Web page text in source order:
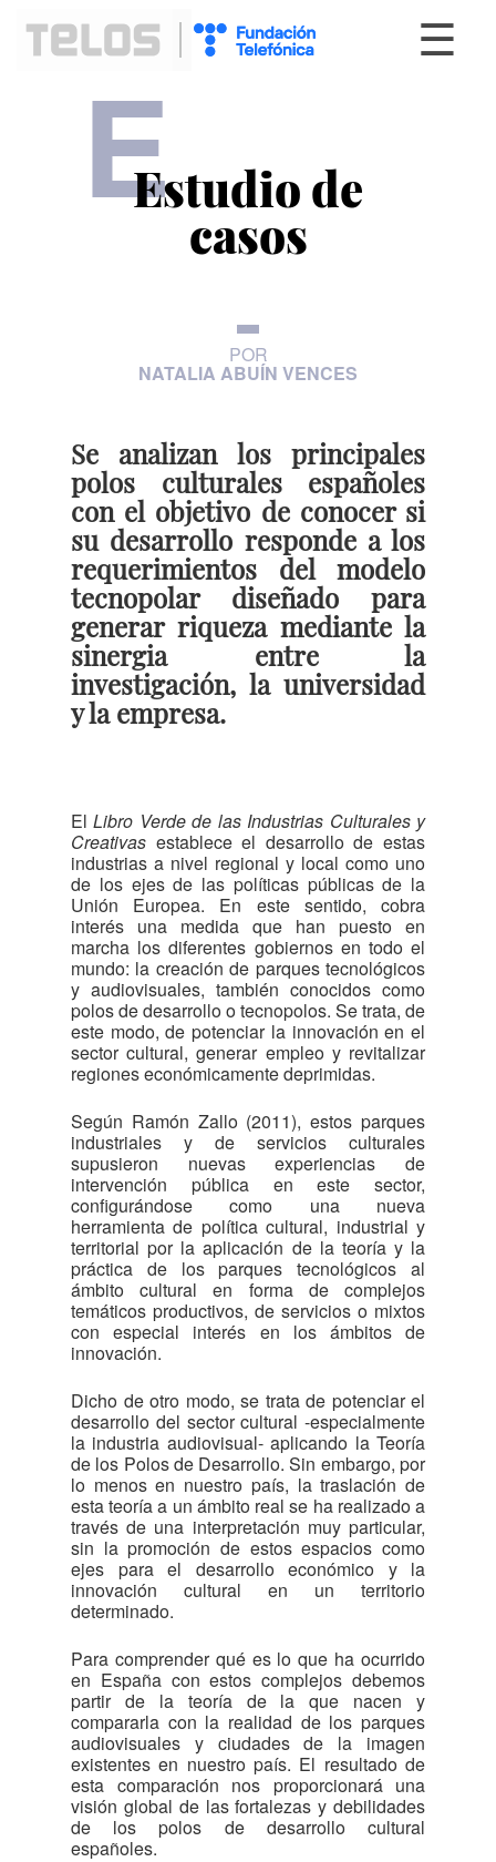
☰
EEstudio de
casos
POR
NATALIA ABUÍN VENCES
Se analizan los principales
polos culturales españoles
con el objetivo de conocer si
su desarrollo responde a los
requerimientos del modelo
tecnopolar diseñado para
generar riqueza mediante la
sinergia entre la
investigación, la universidad
y la empresa.
ElLibro Verde de las Industrias Culturales y
Creativas establece el desarrollo de estas
industrias a nivel regional y local como uno
de los ejes de las políticas públicas de la
Unión Europea. En este sentido, cobra
interés una medida que han puesto en
marcha los diferentes gobiernos en todo el
mundo: la creación de parques tecnológicos
y audiovisuales, también conocidos como
polos de desarrollo o tecnopolos. Se trata, de
este modo, de potenciar la innovación en el
sector cultural, generar empleo y revitalizar
regiones económicamente deprimidas.
Según Ramón Zallo (2011), estos parques
industriales y de servicios culturales
supusieron nuevas experiencias de
intervención pública en este sector,
configurándose como una nueva
herramienta de política cultural, industrial y
territorial por la aplicación de la teoría y la
práctica de los parques tecnológicos al
ámbito cultural en forma de complejos
temáticos productivos, de servicios o mixtos
con especial interés en los ámbitos de
innovación.
Dicho de otro modo, se trata de potenciar el
desarrollo del sector cultural -especialmente
la industria audiovisual- aplicando la Teoría
de los Polos de Desarrollo. Sin embargo, por
lo menos en nuestro país, la traslación de
esta teoría a un ámbito real se ha realizado a
través de una interpretación muy particular,
sin la promoción de estos espacios como
ejes para el desarrollo económico y la
innovación cultural en un territorio
determinado.
Para comprender qué es lo que ha ocurrido
en España con estos complejos debemos
partir de la teoría de la que nacen y
compararla con la realidad de los parques
audiovisuales y ciudades de la imagen
existentes en nuestro país. El resultado de
esta comparación nos proporcionará una
visión global de las fortalezas y debilidades
de los polos de desarrollo cultural
españoles.